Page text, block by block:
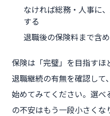
なければ総務・人事に
する
退職後の保険料まで含
保険は「完璧」を目指すほ
退職継続の有無を確認して
始めてみてください。選べ
の不安はもう一段小さくな